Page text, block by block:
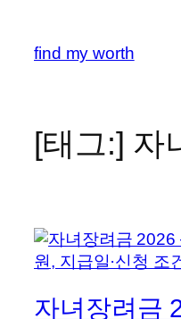
find my worth
[태그:] 자
자녀장려금